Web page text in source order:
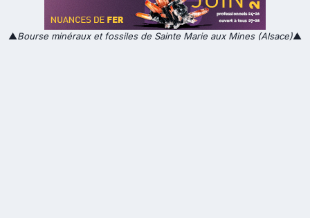
▲Bourse minéraux et fossiles de Sainte Marie aux Mines (Alsace)▲